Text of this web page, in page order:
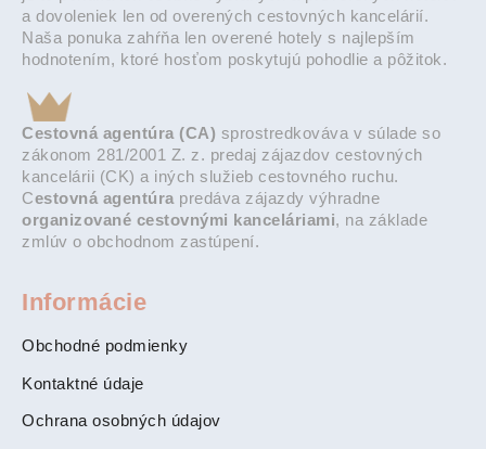
a dovoleniek len od overených cestovných kancelárií.
Naša ponuka zahŕňa len overené hotely s najlepším
hodnotením, ktoré hosťom poskytujú pohodlie a pôžitok.
Cestovná agentúra (CA) sprostredkováva v súlade so
zákonom 281/2001 Z. z. predaj zájazdov cestovných
kancelárii (CK) a iných služieb cestovného ruchu.
Cestovná agentúra predáva zájazdy výhradne
organizované cestovnými kanceláriami, na základe
zmlúv o obchodnom zastúpení.
Informácie
Obchodné podmienky
Kontaktné údaje
Ochrana osobných údajov